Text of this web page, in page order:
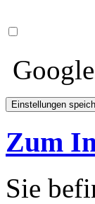
Einstellungen
Zum
Sie